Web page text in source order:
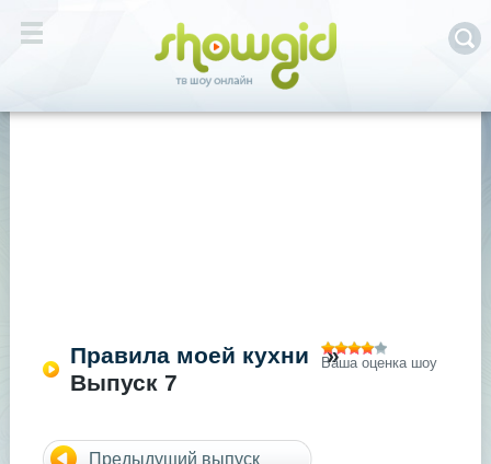
Правила моей кухни
»
Выпуск 7
Ваша оценка шоу
Предыдущий выпуск